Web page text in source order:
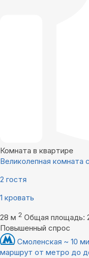
Комната в квартире
Великолепная комната
2 гостя
1 кровать
28 м 2 Общая площадь:
Повышенный спрос
Смоленская ~ 10
маршрут от метро до